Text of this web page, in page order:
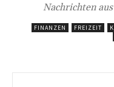
Nachrichten
FINANZEN FREIZEIT